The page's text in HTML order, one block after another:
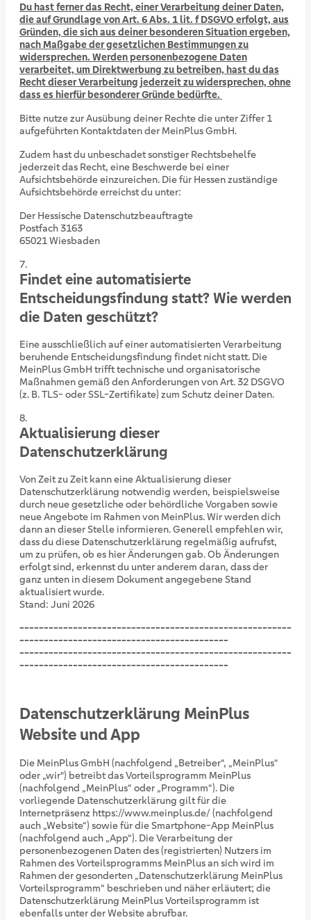
Du hast ferner das Recht, einer Verarbeitung deiner Daten,
die auf Grundlage von Art. 6 Abs. 1 lit. f DSGVO erfolgt, aus
Gründen, die sich aus deiner besonderen Situation ergeben,
nach Maßgabe der gesetzlichen Bestimmungen zu
widersprechen. Werden personenbezogene Daten
verarbeitet, um Direktwerbung zu betreiben, hast du das
Recht dieser Verarbeitung jederzeit zu widersprechen, ohne
dass es hierfür besonderer Gründe bedürfte.
Bitte nutze zur Ausübung deiner Rechte die unter Ziffer 1
aufgeführten Kontaktdaten der MeinPlus GmbH.
Zudem hast du unbeschadet sonstiger Rechtsbehelfe
jederzeit das Recht, eine Beschwerde bei einer
Aufsichtsbehörde einzureichen. Die für Hessen zuständige
Aufsichtsbehörde erreichst du unter:
Der Hessische Datenschutzbeauftragte
Postfach 3163
65021 Wiesbaden
Findet eine automatisierte
Entscheidungsfindung statt? Wie werden
die Daten geschützt?
Eine ausschließlich auf einer automatisierten Verarbeitung
beruhende Entscheidungsfindung findet nicht statt. Die
MeinPlus GmbH trifft technische und organisatorische
Maßnahmen gemäß den Anforderungen von Art. 32 DSGVO
(z. B. TLS- oder SSL-Zertifikate) zum Schutz deiner Daten.
Aktualisierung dieser
Datenschutzerklärung
Von Zeit zu Zeit kann eine Aktualisierung dieser
Datenschutzerklärung notwendig werden, beispielsweise
durch neue gesetzliche oder behördliche Vorgaben sowie
neue Angebote im Rahmen von MeinPlus. Wir werden dich
dann an dieser Stelle informieren. Generell empfehlen wir,
dass du diese Datenschutzerklärung regelmäßig aufrufst,
um zu prüfen, ob es hier Änderungen gab. Ob Änderungen
erfolgt sind, erkennst du unter anderem daran, dass der
ganz unten in diesem Dokument angegebene Stand
aktualisiert wurde.
Stand: Juni 2026
--------------------------------------------------------
-------------------------------------------
--------------------------------------------------------
-------------------------------------------
Datenschutzerklärung MeinPlus
Website und App
Die MeinPlus GmbH (nachfolgend „Betreiber“, „MeinPlus“
oder „wir") betreibt das Vorteilsprogramm MeinPlus
(nachfolgend „MeinPlus“ oder „Programm“). Die
vorliegende Datenschutzerklärung gilt für die
Internetpräsenz https://www.meinplus.de/ (nachfolgend
auch „Website“) sowie für die Smartphone-App MeinPlus
(nachfolgend auch „App“). Die Verarbeitung der
personenbezogenen Daten des (registrierten) Nutzers im
Rahmen des Vorteilsprogramms MeinPlus an sich wird im
Rahmen der gesonderten „Datenschutzerklärung MeinPlus
Vorteilsprogramm“ beschrieben und näher erläutert; die
Datenschutzerklärung MeinPlus Vorteilsprogramm ist
ebenfalls unter der Website abrufbar.